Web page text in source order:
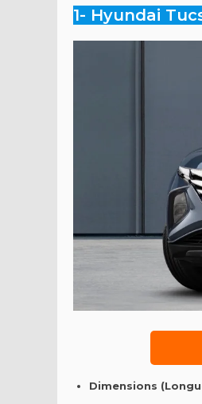
1- Hyundai
Dimensions